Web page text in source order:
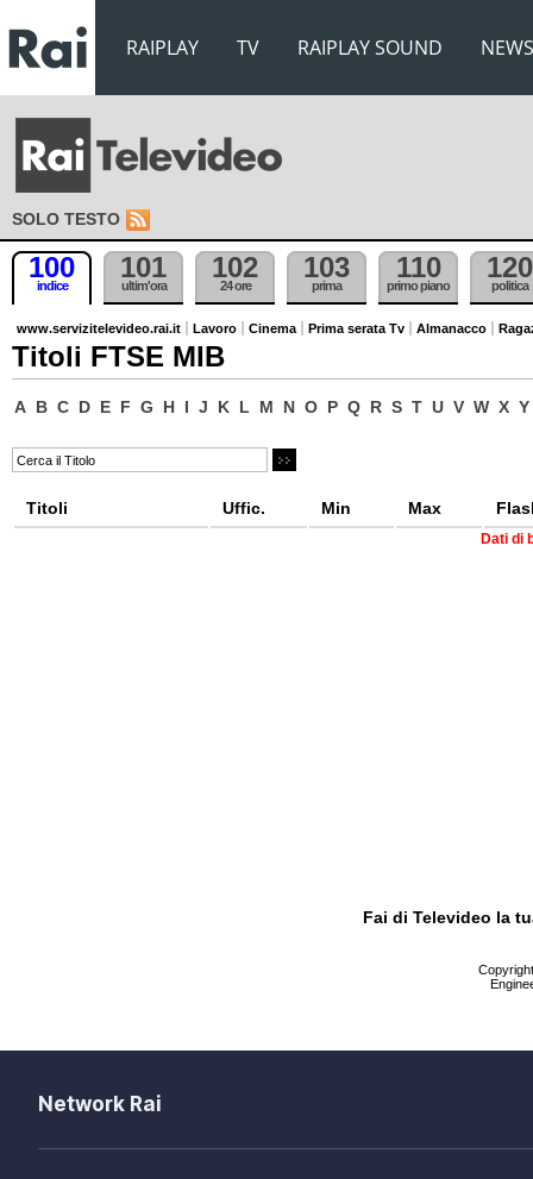
RAIPLAY TV RAIPLAY SOUND NEWS
SOLO TESTO
100
indice
101
ultim'ora
102
24 ore
103
prima
110
primo piano
120
politica
www.servizitelevideo.rai.it Lavoro Cinema Prima serata Tv Almanacco
Titoli FTSE MIB
A B C D E F G H I J K L M N O P Q R S T U V W X Y
Titoli Uffic. Min Max
Dati di
Fai di Televideo la